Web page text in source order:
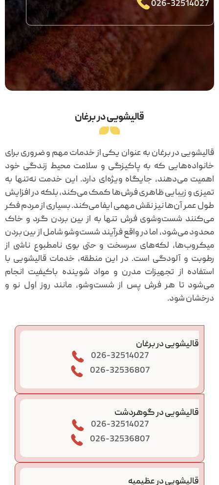
026-32514027
قالیشویی در برغان
قالیشویی در برغان به عنوان یکی از خدمات مهم و ضروری برای
خانواده‌هایی که به پاکیزگی و سلامت محیط زندگی خود
اهمیت می‌دهند، جایگاه ویژه‌ای دارد. این خدمت نه‌تنها به
تمیزی و زیبایی ظاهری فرش‌ها کمک می‌کند، بلکه در افزایش
طول عمر آن‌ها نیز نقش مهمی ایفا می‌کند. بسیاری از مردم فکر
می‌کنند شست‌وشوی فرش تنها به از بین بردن گرد و خاک
محدود می‌شود، اما در واقع فرآیند شست‌وشو شامل از بین بردن
میکروب‌ها، لکه‌های سرسخت و حتی بوی نامطبوع ناشی از
رطوبت و آلودگی است. در این منطقه، خدمات قالیشویی با
استفاده از تجهیزات مدرن و مواد شوینده باکیفیت انجام
می‌شود تا هر فرش پس از شست‌وشو، مانند روز اول نو و
درخشان شود.
قالیشویی در برغان
026-32514027
026-32536807
قالیشویی در گوهردشت
026-32514027
026-32536807
قالیشویی در عظیمیه